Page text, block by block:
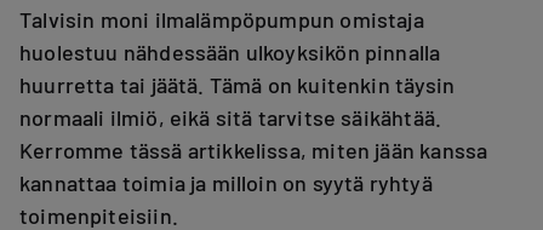
Talvisin moni ilmalämpöpumpun omistaja
huolestuu nähdessään ulkoyksikön pinnalla
huurretta tai jäätä. Tämä on kuitenkin täysin
normaali ilmiö, eikä sitä tarvitse säikähtää.
Kerromme tässä artikkelissa, miten jään kanssa
kannattaa toimia ja milloin on syytä ryhtyä
toimenpiteisiin.